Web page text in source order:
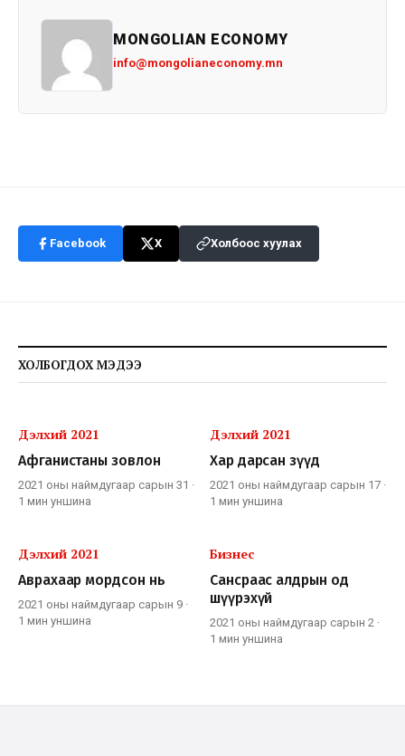
MONGOLIAN ECONOMY
info@mongolianeconomy.mn
Facebook X Холбоос хуулах
ХОЛБОГДОХ МЭДЭЭ
Дэлхий 2021
Афганистаны зовлон
2021 оны наймдугаар сарын 31 ·
1 мин уншина
Дэлхий 2021
Хар дарсан зүүд
2021 оны наймдугаар сарын 17 ·
1 мин уншина
Дэлхий 2021
Аврахаар мордсон нь
2021 оны наймдугаар сарын 9 ·
1 мин уншина
Бизнес
Сансраас алдрын од
шүүрэхүй
2021 оны наймдугаар сарын 2 ·
1 мин уншина